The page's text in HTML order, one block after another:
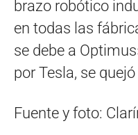
brazo robótico
en todas las
se debe a
por Tesla, se
Fuente y foto: